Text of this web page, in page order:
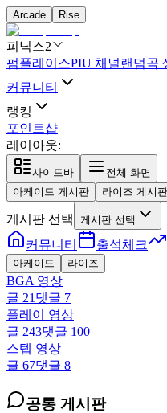
Arcade Rise
피닉스2
펌플레이스PIU 채널랜덤곡
커뮤니티
랭킹
포인트샵
레이아웃:
사이드바
전체 화면
아케이드 게시판
라이즈 게시판
게시판 선택 게시판 선택
커뮤니티 출석체크
아케이드 라이즈
BGA 영상
글 21 댓글 7
플레이 영상
글 243댓글 100
스텝 영상
글 67댓글 8
공통 게시판